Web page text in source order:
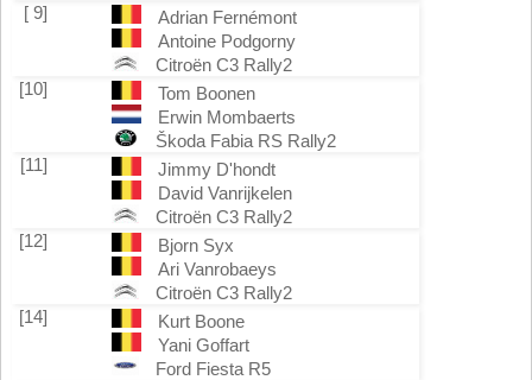
[ 9]
Adrian Fernémont
Antoine Podgorny
Citroën C3 Rally2
[10]
Tom Boonen
Erwin Mombaerts
Škoda Fabia RS Rally2
[11]
Jimmy D'hondt
David Vanrijkelen
Citroën C3 Rally2
[12]
Bjorn Syx
Ari Vanrobaeys
Citroën C3 Rally2
[14]
Kurt Boone
Yani Goffart
Ford Fiesta R5